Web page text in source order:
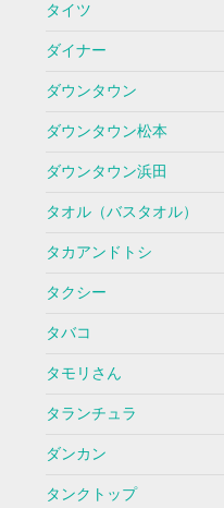
タイツ
ダイナー
ダウンタウン
ダウンタウン松本
ダウンタウン浜田
タオル（バスタオル）
タカアンドトシ
タクシー
タバコ
タモリさん
タランチュラ
ダンカン
タンクトップ